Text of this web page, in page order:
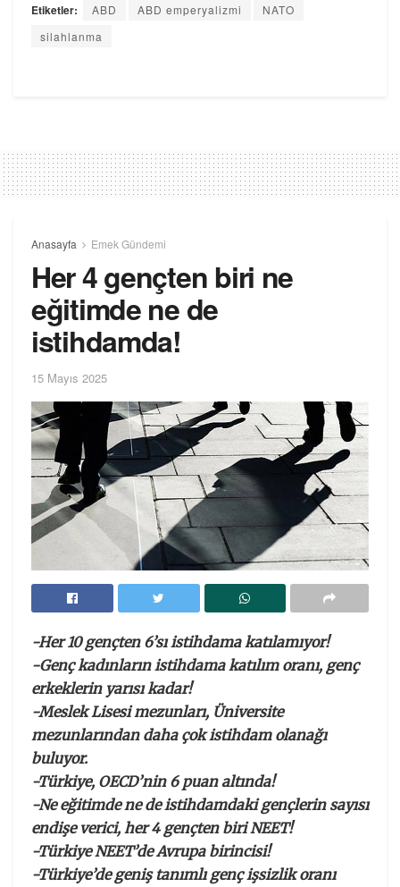
Etiketler: ABD ABD emperyalizmi
NATO
silahlanma
Anasayfa Emek Gündemi
Her 4 gençten biri ne
eğitimde ne de
istihdamda!
15 Mayıs 2025
-Her 10 gençten 6’sı istihdama katılamıyor!
-Genç kadınların istihdama katılım oranı, genç
erkeklerin yarısı kadar!
-Meslek Lisesi mezunları, Üniversite
mezunlarından daha çok istihdam olanağı
buluyor.
-Türkiye, OECD’nin 6 puan altında!
-Ne eğitimde ne de istihdamdaki gençlerin sayısı
endişe verici, her 4 gençten biri NEET!
-Türkiye NEET’de Avrupa birincisi!
-Türkiye’de geniş tanımlı genç işsizlik oranı